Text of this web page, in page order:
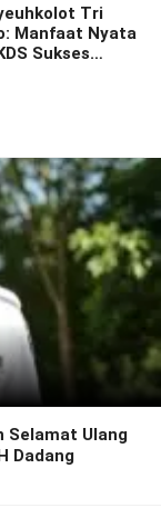
Tri
Manfaat Nyata
Sukses
Lapisan
Selamat Ulang
Dadang